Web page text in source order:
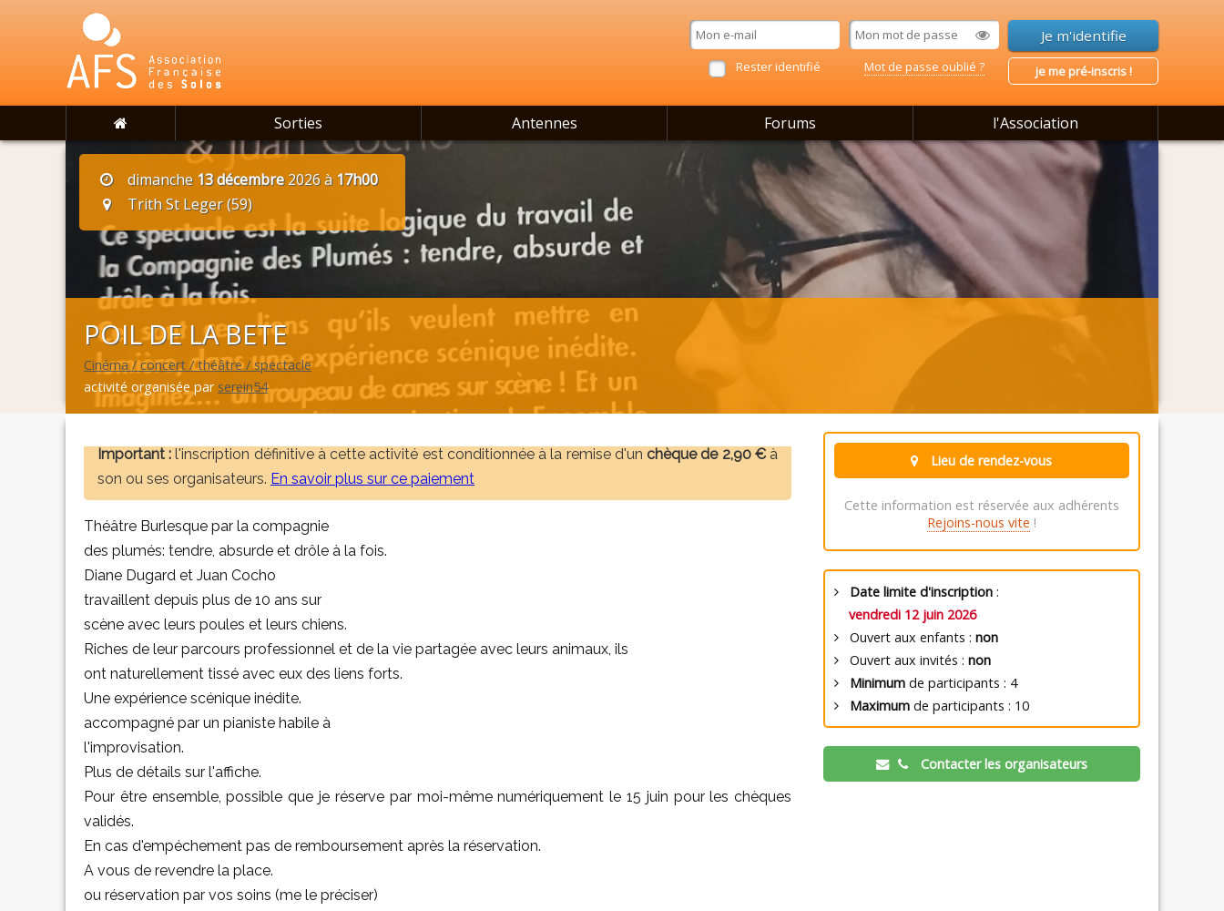
Rester identifié Mot de passe oublié ? je me pré-inscris !
Sorties Antennes Forums l'Association
dimanche 13 décembre2026 à 17h00
Trith St Leger (59)
POIL DE LA BETE
Cinéma / concert / théâtre / spectacle
activité organisée par serein54
Important : l'inscription définitive à cette activité est conditionnée à la remise d'un chèque de 2,90 €à
son ou ses organisateurs. En savoir plus sur ce paiement
Théâtre Burlesque par la compagnie
des plumés: tendre, absurde et drôle à la fois.
Diane Dugard et Juan Cocho
travaillent depuis plus de 10 ans sur
scène avec leurs poules et leurs chiens.
Riches de leur parcours professionnel et de la vie partagée avec leurs animaux, ils
ont naturellement tissé avec eux des liens forts.
Une expérience scénique inédite.
accompagné par un pianiste habile à
l'improvisation.
Plus de détails sur l'affiche.
Pour être ensemble, possible que je réserve par moi-même numériquement le 15 juin pour les chèques
validés.
En cas d'empéchement pas de remboursement après la réservation.
A vous de revendre la place.
ou réservation par vos soins (me le préciser)
Lieu de rendez-vous
Cette information est réservée aux adhérents
Rejoins-nous vite !
Date limite d'inscription:
vendredi 12 juin 2026
Ouvert aux enfants : non
Ouvert aux invités : non
Minimumde participants : 4
Maximumde participants : 10
Contacter les organisateurs